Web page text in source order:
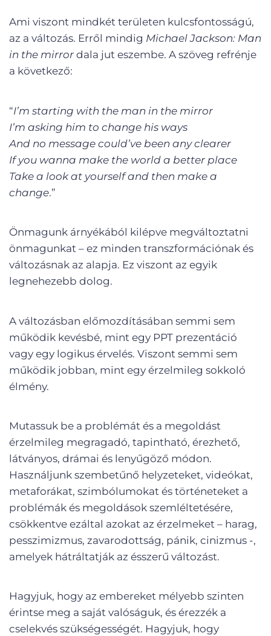
Ami viszont mindkét területen kulcsfontosságú,
az a változás. Erről mindig Michael Jackson: Man
in the mirror dala jut eszembe. A szöveg refrénje
a következő:
“I’m starting with the man in the mirror
I’m asking him to change his ways
And no message could’ve been any clearer
If you wanna make the world a better place
Take a look at yourself and then make a
change.”
Önmagunk árnyékából kilépve megváltoztatni
önmagunkat – ez minden transzformációnak és
változásnak az alapja. Ez viszont az egyik
legnehezebb dolog.
A változásban előmozdításában semmi sem
működik kevésbé, mint egy PPT prezentáció
vagy egy logikus érvelés. Viszont semmi sem
működik jobban, mint egy érzelmileg sokkoló
élmény.
Mutassuk be a problémát és a megoldást
érzelmileg megragadó, tapintható, érezhető,
látványos, drámai és lenyűgöző módon.
Használjunk szembetűnő helyzeteket, videókat,
metaforákat, szimbólumokat és történeteket a
problémák és megoldások szemléltetésére,
csökkentve ezáltal azokat az érzelmeket – harag,
pesszimizmus, zavarodottság, pánik, cinizmus -,
amelyek hátráltatják az ésszerű változást.
Hagyjuk, hogy az embereket mélyebb szinten
érintse meg a saját valóságuk, és érezzék a
cselekvés szükségességét. Hagyjuk, hogy